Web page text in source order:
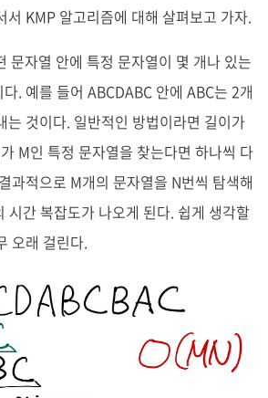
서 KMP 알고리즘에 대해 살펴보고 가자.
문자열 안에 특정 문자열이 몇 개나 있는
. 예를 들어 ABCDABC 안에 ABC는 2개
는 것이다. 일반적인 방법이라면 길이가
M인 특정 문자열을 찾는다면 하나씩 다
과적으로 M개의 문자열을 N번씩 탐색해
시간 복잡도가 나오게 된다. 쉽게 생각할
오래 걸린다.